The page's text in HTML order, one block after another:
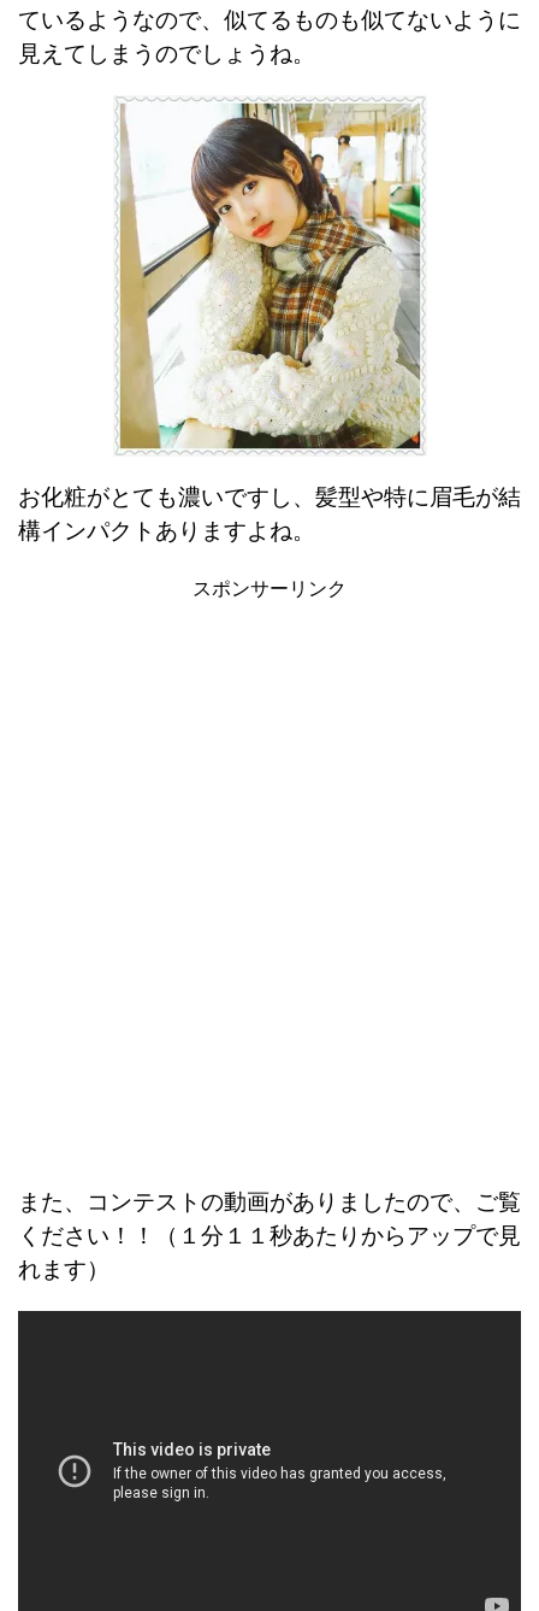
ているようなので、似てるものも似てないように
見えてしまうのでしょうね。
お化粧がとても濃いですし、髪型や特に眉毛が結
構インパクトありますよね。
スポンサーリンク
また、コンテストの動画がありましたので、ご覧
ください！！（１分１１秒あたりからアップで見
れます）